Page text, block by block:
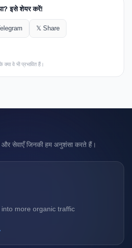
इसे शेयर करें!
𝕏 Share
वे भी प्रभावित हैं।
और सेवाएँ जिनकी हम अनुशंसा करते हैं।
more organic traffic